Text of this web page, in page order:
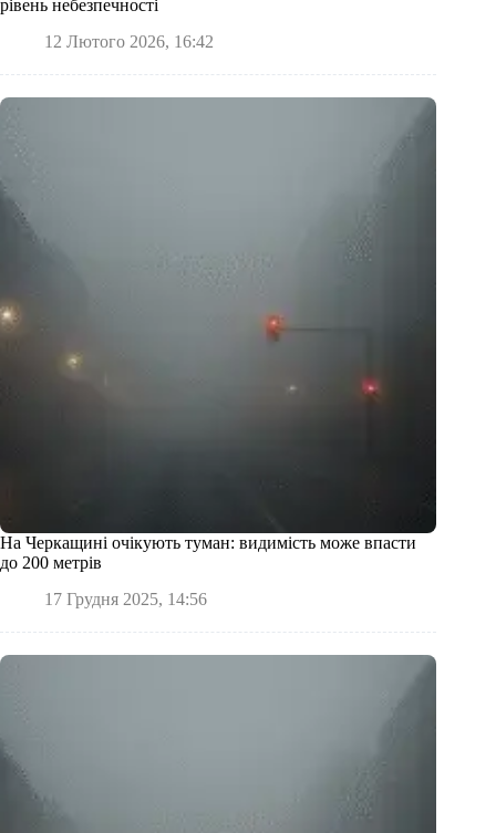
рівень небезпечності
12 Лютого 2026, 16:42
На Черкащині очікують туман: видимість може впасти
до 200 метрів
17 Грудня 2025, 14:56